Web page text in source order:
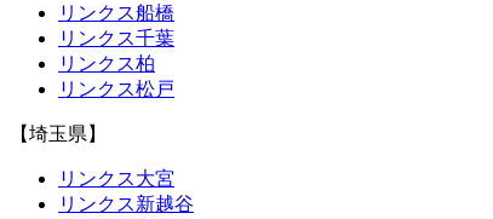
リンクス船橋
リンクス千葉
リンクス柏
リンクス松戸
【埼玉県】
リンクス大宮
リンクス新越谷